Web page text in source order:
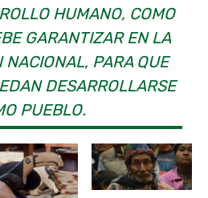
HUMANO, COMO
GARANTIZAR EN LA
NACIONAL, PARA QUE
DESARROLLARSE
PUEBLO.